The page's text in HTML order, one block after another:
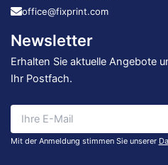
office@fixprint.com
Newsletter
Erhalten Sie aktuelle Angebote
Ihr Postfach.
Mit der Anmeldung stimmen Sie unserer